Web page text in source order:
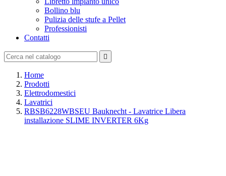
Bollino blu
Pulizia delle stufe a Pellet
Professionisti
Contatti

Home
Prodotti
Elettrodomestici
Lavatrici
RBSB6228WBSEU Bauknecht - Lavatrice Libera
installazione SLIME INVERTER 6Kg